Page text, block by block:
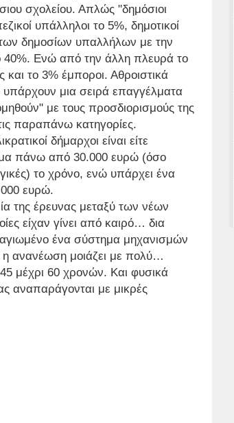
σχολείου. Απλώς "δημόσιοι
υπάλληλοι το 5%, δημοτικοί
των δημοσίων υπαλλήλων με την
40%. Ενώ από την άλλη πλευρά το
και το 3% έμποροι. Αθροιστικά
υπάρχουν μια σειρά επαγγέλματα
με τους προσδιορισμούς της
παραπάνω κατηγορίες.
δήμαρχοι είναι είτε
πάνω από 30.000 ευρώ (όσο
το χρόνο, ενώ υπάρχει ένα
ευρώ.
της έρευνας μεταξύ των νέων
είχαν γίνει από καιρό… δια
ένα σύστημα μηχανισμών
ανανέωση μοιάζει με πολύ…
μέχρι 60 χρονών. Και φυσικά
αναπαράγονται με μικρές